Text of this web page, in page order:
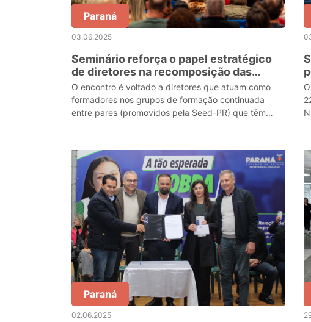
Paraná
03.06.2025
Seminário reforça o papel estratégico
de diretores na recomposição das
aprendizagens
O encontro é voltado a diretores que atuam como
formadores nos grupos de formação continuada
entre pares (promovidos pela Seed-PR) que têm
Paraná
02.06.2025